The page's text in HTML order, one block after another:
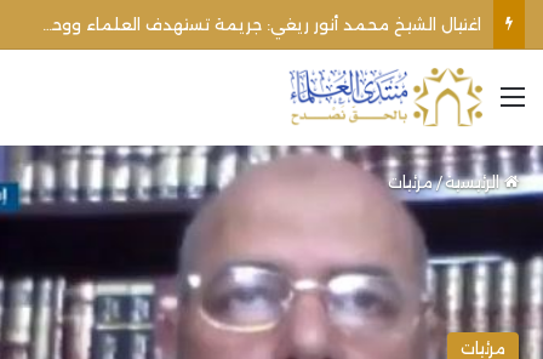
القائمة
الرئيسية/مرئيات
مرئيات